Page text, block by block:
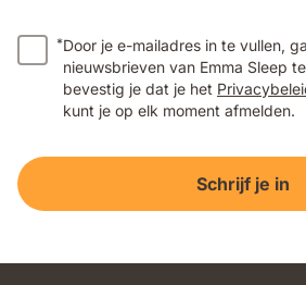
*Door je e-mailadres in te vullen,
nieuwsbrieven van Emma Sleep
bevestig je dat je het
kunt je op elk moment afmelden.
Schrijf je in